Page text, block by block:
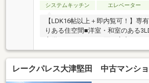
システムキッチン
エレベーター
【LDK16帖以上＋即内覧可！】専
りある住空間■洋室・和室のある
時間が少なく快適に移動できます
レークパレス大津堅田 中古マンシ